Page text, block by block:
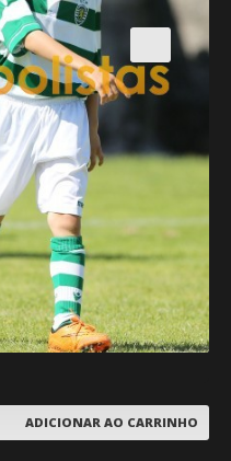
ADICIONAR AO CARRINHO